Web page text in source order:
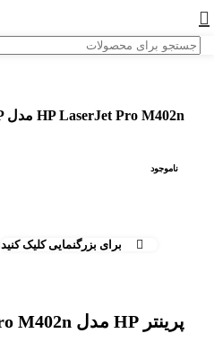
پرینتر HP مدل HP LaserJet Pro M402n
ناموجود
برای بزرگنمایی کلیک کنید
پرینتر HP مدل HP LaserJet Pro M402n